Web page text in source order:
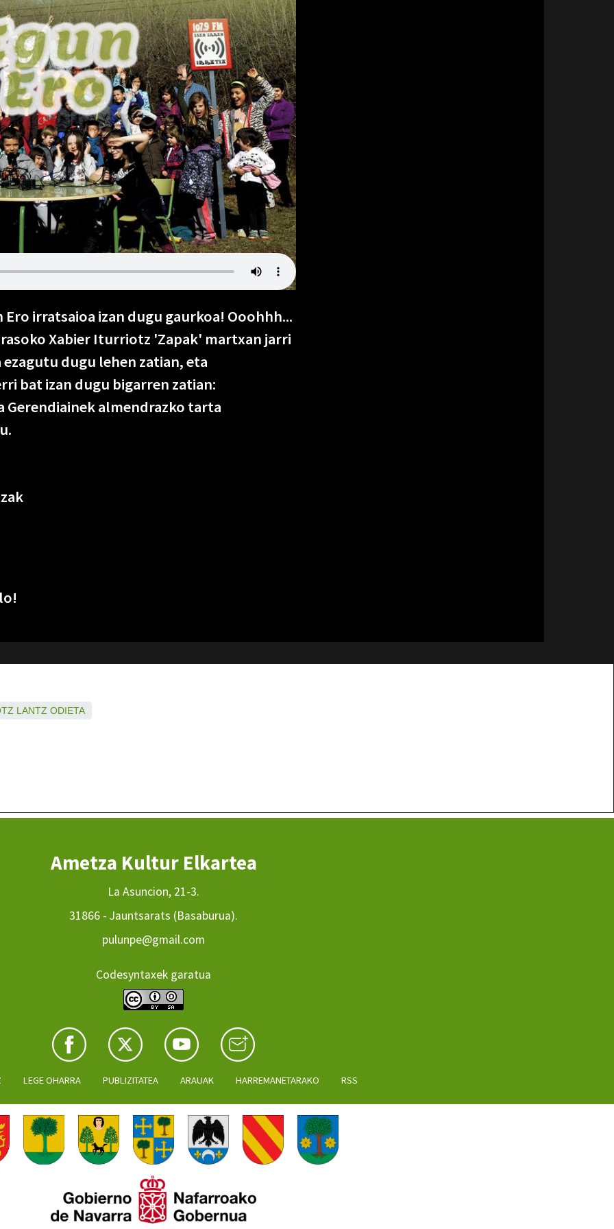
irratsaioa izan dugu gaurkoa! Ooohhh...
Xabier Iturriotz 'Zapak' martxan jarri
dugu lehen zatian, eta
bat izan dugu bigarren zatian:
Gerendiainek almendrazko tarta
LANTZ ODIETA
Ametza Kultur Elkartea
La Asuncion, 21-3.
31866 - Jauntsarats (Basaburua).
pulunpe@gmail.com
Codesyntaxek garatua
LEGE OHARRA PUBLIZITATEA ARAUAK HARREMANETARAKO RSS